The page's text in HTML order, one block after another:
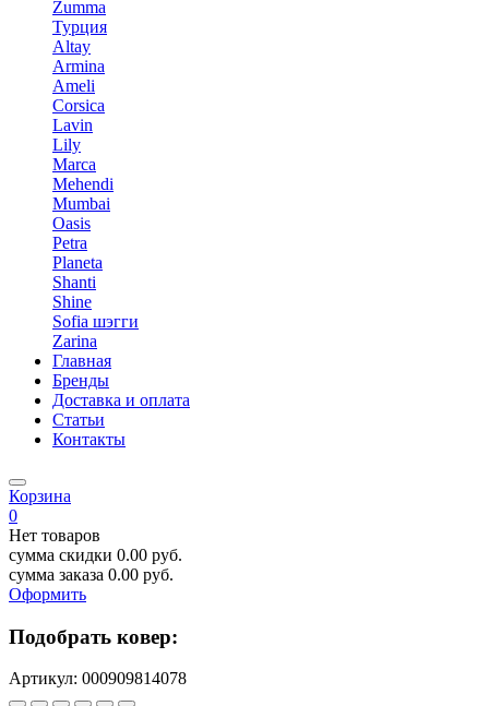
Zumma
Турция
Altay
Armina
Ameli
Corsica
Lavin
Lily
Marca
Mehendi
Mumbai
Oasis
Petra
Planeta
Shanti
Shine
Sofia шэгги
Zarina
Главная
Бренды
Доставка и оплата
Статьи
Контакты
Корзина
0
Нет товаров
сумма скидки 0.00 руб.
сумма заказа 0.00 руб.
Оформить
Подобрать ковер:
Артикул: 000909814078